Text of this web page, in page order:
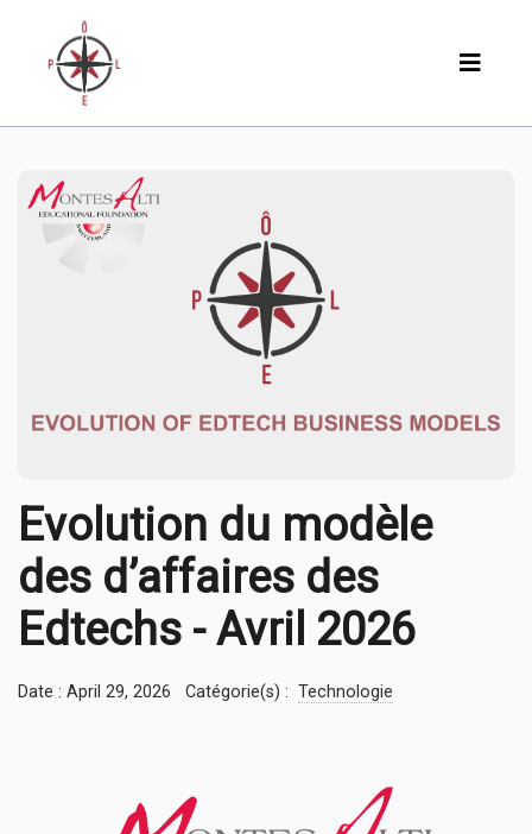
Evolution du modèle
des d’affaires des
Edtechs - Avril 2026
Date : April 29, 2026 Catégorie(s) : Technologie